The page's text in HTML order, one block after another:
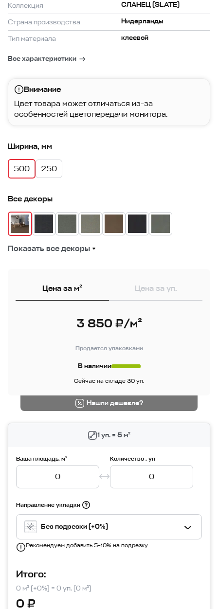
Коллекция СЛАНЕЦ (SLATE)
Страна производства Нидерланды
Тип материала клеевой
Все характеристики
Внимание
Цвет товара может отличаться из-за
особенностей цветопередачи монитора.
Ширина, мм
500 250
Все декоры
Показать все декоры
Цена за м² Цена за уп.
3 850 ₽/м²
Продается упаковками
В наличии
Сейчас на складе 30 уп.
Нашли дешевле?
1 уп. = 5 м²
Ваша площадь, м² Количество , уп
Направление укладки
Без подрезки (+0%)
Рекомендуем добавить 5–10% на подрезку
Итого:
0 м² (+0%) = 0 уп. (0 м²)
0 ₽